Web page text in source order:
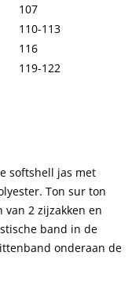
107
110-113
116
119-122
softshell jas met
Ton sur ton
2 zijzakken en
band in de
onderaan de